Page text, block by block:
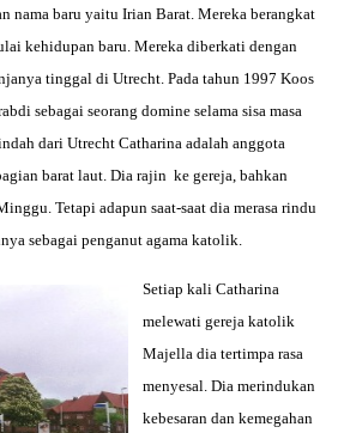
nama baru yaitu Irian Barat. Mereka berangkat
kehidupan baru. Mereka diberkati dengan
tinggal di Utrecht. Pada tahun 1997 Koos
sebagai seorang domine selama sisa masa
dari Utrecht Catharina adalah anggota
barat laut. Dia rajin ke gereja, bahkan
Tetapi adapun saat-saat dia merasa rindu
sebagai penganut agama katolik.
Setiap kali Catharina
melewati gereja katolik
Majella dia tertimpa rasa
menyesal. Dia merindukan
kebesaran dan kemegahan